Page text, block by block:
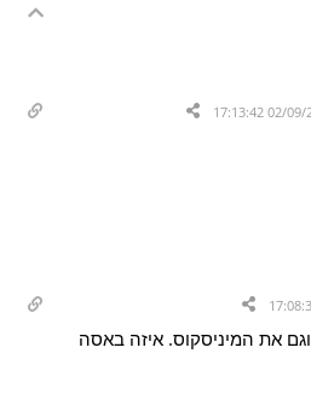
אז רוקאס דפק גם את הacl וגם את המיניסקוס. איזה באסה